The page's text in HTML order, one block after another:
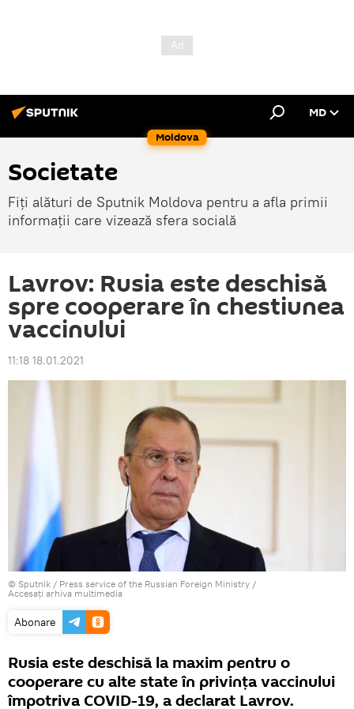
Moldova
MD
Societate
Fiți alături de Sputnik Moldova pentru a afla primii
informații care vizează sfera socială
Lavrov: Rusia este deschisă
spre cooperare în chestiunea
vaccinului
11:18 18.01.2021
© Sputnik / Press service of the Russian Foreign Ministry /
Accesați arhiva multimedia
Abonare
Rusia este deschisă la maxim pentru o
cooperare cu alte state în privința vaccinului
împotriva COVID-19, a declarat Lavrov.